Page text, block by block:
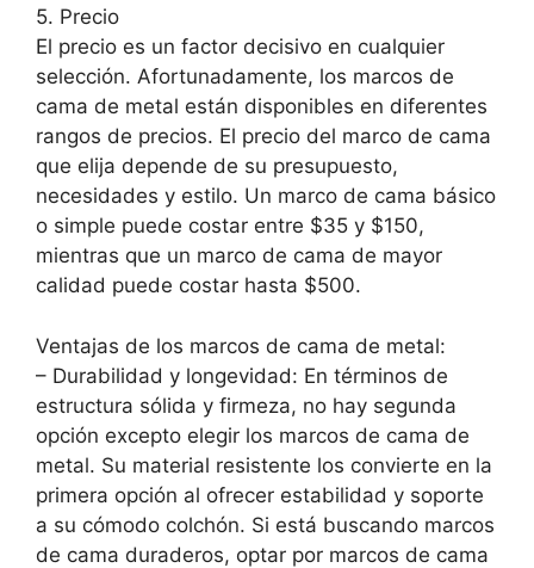
5. Precio
El precio es un factor decisivo en cualquier
selección. Afortunadamente, los marcos de
cama de metal están disponibles en diferentes
rangos de precios. El precio del marco de cama
que elija depende de su presupuesto,
necesidades y estilo. Un marco de cama básico
o simple puede costar entre $35 y $150,
mientras que un marco de cama de mayor
calidad puede costar hasta $500.
Ventajas de los marcos de cama de metal:
– Durabilidad y longevidad: En términos de
estructura sólida y firmeza, no hay segunda
opción excepto elegir los marcos de cama de
metal. Su material resistente los convierte en la
primera opción al ofrecer estabilidad y soporte
a su cómodo colchón. Si está buscando marcos
de cama duraderos, optar por marcos de cama